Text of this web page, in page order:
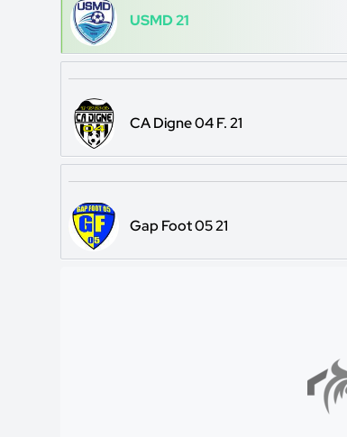
USMD 21
CA Digne 04 F. 21
Gap Foot 05 21